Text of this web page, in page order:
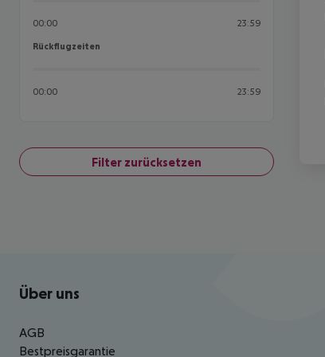
00:00 23:59
Rückflugzeiten
Rückflugzeiten
00:00 23:59
Filter zurücksetzen
Footer navigation
Über uns
AGB
Bestpreisgarantie